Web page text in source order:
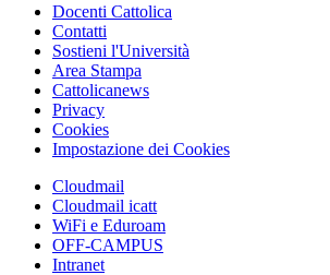
Docenti Cattolica
Contatti
Sostieni l'Università
Area Stampa
Cattolicanews
Privacy
Cookies
Impostazione dei Cookies
Cloudmail
Cloudmail icatt
WiFi e Eduroam
OFF-CAMPUS
Intranet